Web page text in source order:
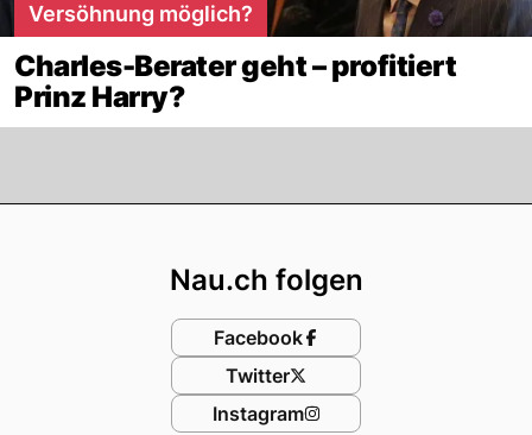
Versöhnung möglich?
Charles-Berater geht – profitiert
Prinz Harry?
Nau.ch folgen
Facebook
Twitter
Instagram